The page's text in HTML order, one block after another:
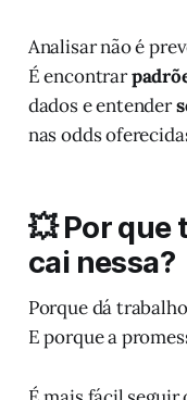
Analisar não é
É encontrar
dados e entender
nas odds
💥 Por que
cai nessa?
Porque dá
E porque a